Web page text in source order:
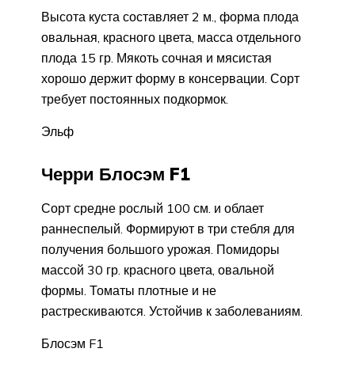
Высота куста составляет 2 м., форма плода
овальная, красного цвета, масса отдельного
плода 15 гр. Мякоть сочная и мясистая
хорошо держит форму в консервации. Сорт
требует постоянных подкормок.
Эльф
Черри Блосэм F1
Сорт средне рослый 100 см. и облает
раннеспелый. Формируют в три стебля для
получения большого урожая. Помидоры
массой 30 гр. красного цвета, овальной
формы. Томаты плотные и не
растрескиваются. Устойчив к заболеваниям.
Блосэм F1